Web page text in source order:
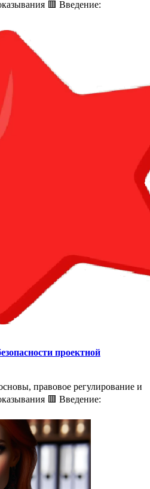
🟥 Введение:
проектной
правовое регулирование и
🟥 Введение: